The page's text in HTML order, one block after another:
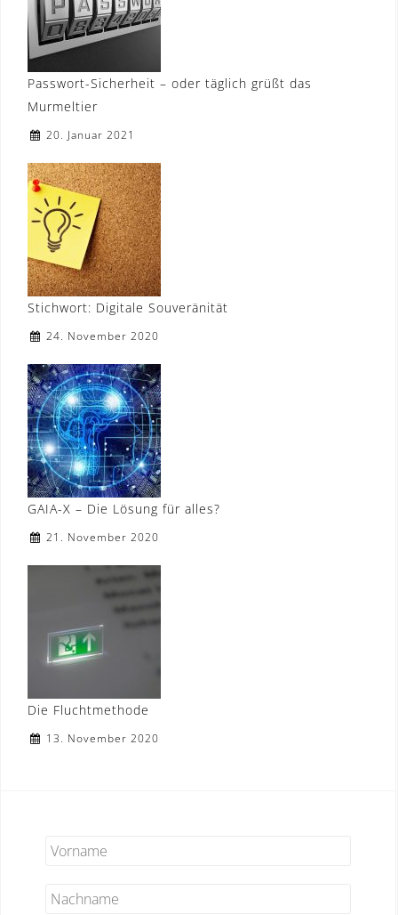
Passwort-Sicherheit – oder täglich grüßt das
Murmeltier
20. Januar 2021
Stichwort: Digitale Souveränität
24. November 2020
GAIA-X – Die Lösung für alles?
21. November 2020
Die Fluchtmethode
13. November 2020